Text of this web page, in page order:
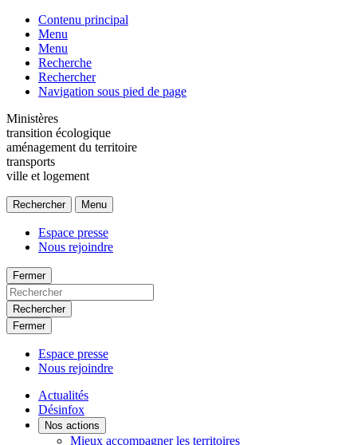
Contenu principal
Menu
Menu
Recherche
Rechercher
Navigation sous pied de page
Ministères
transition écologique
aménagement du territoire
transports
ville et logement
Rechercher Menu
Espace presse
Nous rejoindre
Fermer
Rechercher
Fermer
Espace presse
Nous rejoindre
Actualités
Désinfox
Nos actions
Mieux accompagner les territoires